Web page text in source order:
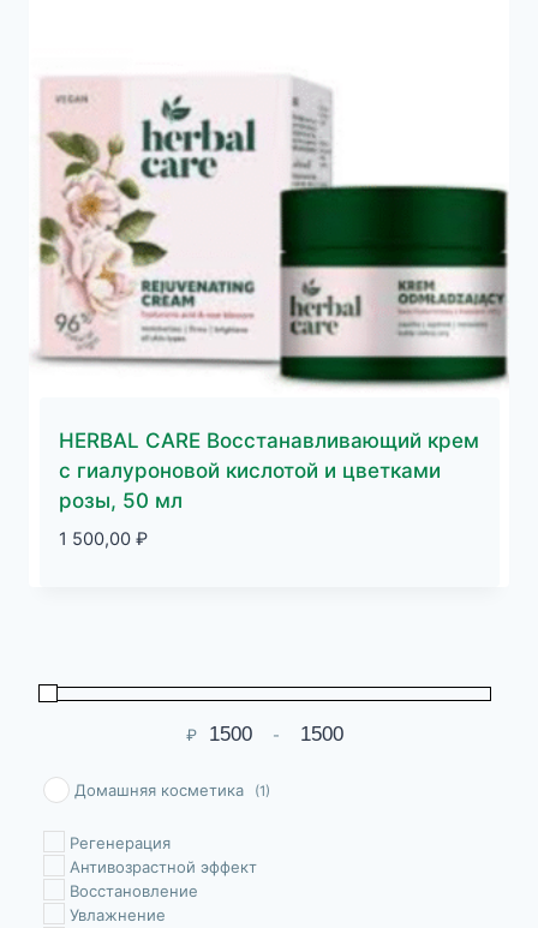
HERBAL CARE Восстанавливающий крем
с гиалуроновой кислотой и цветками
розы, 50 мл
1 500,00 ₽
₽ -
Домашняя косметика (1)
Pегенерация
Антивозрастной эффект
Восстановление
Увлажнение